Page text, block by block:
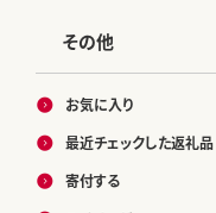
その他
お気に入り
最近チェックした返礼品
寄付する